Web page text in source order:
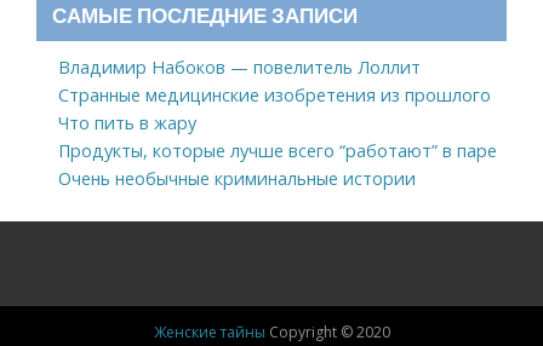
САМЫЕ ПОСЛЕДНИЕ ЗАПИСИ
Владимир Набоков — повелитель Лоллит
Странные медицинские изобретения из прошлого
Что пить в жару
Продукты, которые лучше всего “работают” в паре
Очень необычные криминальные истории
Женские тайны Copyright © 2020